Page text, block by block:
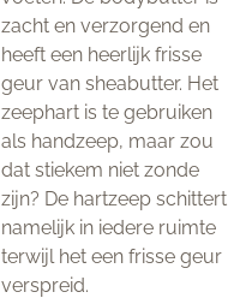
zacht en verzorgend en
heeft een heerlijk frisse
geur van sheabutter. Het
zeephart is te gebruiken
als handzeep, maar zou
dat stiekem niet zonde
zijn? De hartzeep schittert
namelijk in iedere ruimte
terwijl het een frisse geur
verspreid.